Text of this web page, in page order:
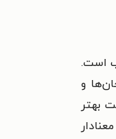
است.
و
بهتر